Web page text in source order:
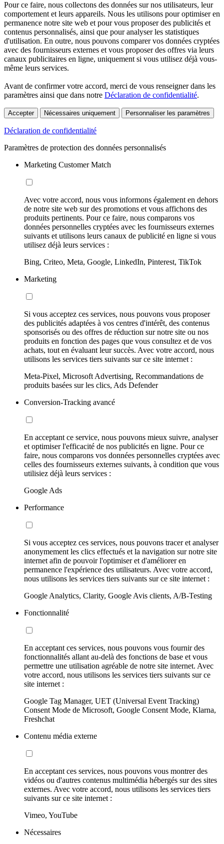
Pour ce faire, nous collectons des données sur nos utilisateurs, leur
comportement et leurs appareils. Nous les utilisons pour optimiser en
permanence notre site web et pour vous proposer des publicités et
contenus personnalisés, ainsi que pour analyser les statistiques
d'utilisation. En outre, nous pouvons comparer vos données cryptées
avec des fournisseurs externes et vous proposer des offres via leurs
canaux publicitaires en ligne, uniquement si vous utilisez déjà vous-
même leurs services.
Avant de confirmer votre accord, merci de vous renseigner dans les
paramètres ainsi que dans notre Déclaration de confidentialité.
Accepter Nécessaires uniquement Personnaliser les paramètres
Déclaration de confidentialité
Paramètres de protection des données personnalisés
Marketing Customer Match
Avec votre accord, nous vous informons également en dehors
de notre site web sur des promotions et vous affichons des
produits pertinents. Pour ce faire, nous comparons vos
données personnelles cryptées avec les fournisseurs externes
suivants et utilisons leurs canaux de publicité en ligne si vous
utilisez déjà leurs services :
Bing, Criteo, Meta, Google, LinkedIn, Pinterest, TikTok
Marketing
Si vous acceptez ces services, nous pouvons vous proposer
des publicités adaptées à vos centres d'intérêt, des contenus
sponsorisés ou des offres de réduction sur notre site ou nos
produits en fonction des pages que vous consultez et de vos
achats, tout en évaluant leur succès. Avec votre accord, nous
utilisons les services tiers suivants sur ce site internet :
Meta-Pixel, Microsoft Advertising, Recommandations de
produits basées sur les clics, Ads Defender
Conversion-Tracking avancé
En acceptant ce service, nous pouvons mieux suivre, analyser
et optimiser l'efficacité de nos publicités en ligne. Pour ce
faire, nous comparons vos données personnelles cryptées avec
celles des fournisseurs externes suivants, à condition que vous
utilisiez déjà leurs services :
Google Ads
Performance
Si vous acceptez ces services, nous pouvons tracer et analyser
anonymement les clics effectués et la navigation sur notre site
internet afin de pouvoir l'optimiser et d'améliorer en
permanence l'expérience des utilisateurs. Avec votre accord,
nous utilisons les services tiers suivants sur ce site internet :
Google Analytics, Clarity, Google Avis clients, A/B-Testing
Fonctionnalité
En acceptant ces services, nous pouvons vous fournir des
fonctionnalités allant au-delà des fonctions de base et vous
permettre une utilisation agréable de notre site internet. Avec
votre accord, nous utilisons les services tiers suivants sur ce
site internet :
Google Tag Manager, UET (Universal Event Tracking)
Consent Mode de Microsoft, Google Consent Mode, Klarna,
Freshchat
Contenu média externe
En acceptant ces services, nous pouvons vous montrer des
vidéos ou d'autres contenus multimédia hébergés sur des sites
externes. Avec votre accord, nous utilisons les services tiers
suivants sur ce site internet :
Vimeo, YouTube
Nécessaires